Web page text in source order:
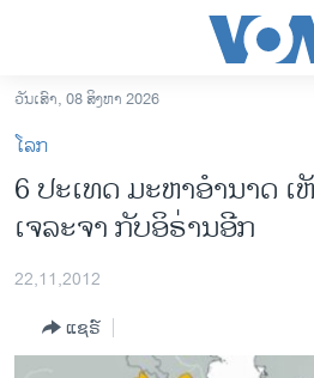
ເຂົ້າ
ຫາ
ຂ້າມ
ຂ້າມ
ຫາ
ຂ່າວ​ຈີນ
ໂລກ
ວັນເສົາ, 08 ສິງຫາ 2026
ໂລກ
6 ປະເທດ ມະຫາອຳນາດ ເ
ເຈລະຈາ ກັບອິຣ່ານອີກ
22,11,2012
ແຊຣ໌